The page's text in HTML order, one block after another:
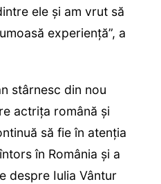
ele și am vrut să
experiență”, a
stârnesc din nou
actrița română și
să fie în atenția
în România și a
despre Iulia Vântur